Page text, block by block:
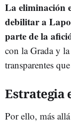
La eliminación
debilitar a
parte de la
con la Grada y
transparentes
Estrategia
Por ello, más